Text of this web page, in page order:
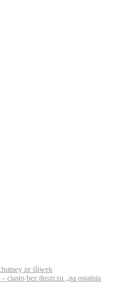
ze śliwek
ciasto bez tłuszczu „na ostatnią